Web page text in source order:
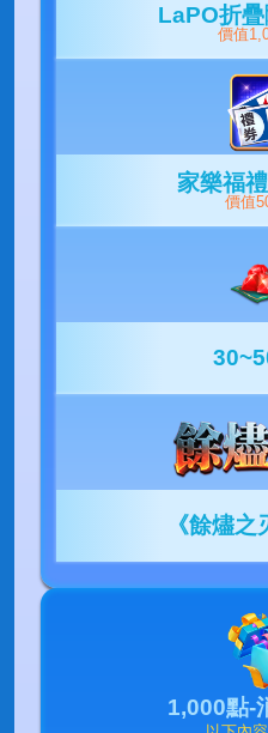
LaPO折
價值
家樂福
價值
《餘燼
1,000點-